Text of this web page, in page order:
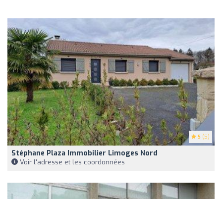
5 (5)
Stéphane Plaza Immobilier Limoges Nord
Voir l'adresse et les coordonnées